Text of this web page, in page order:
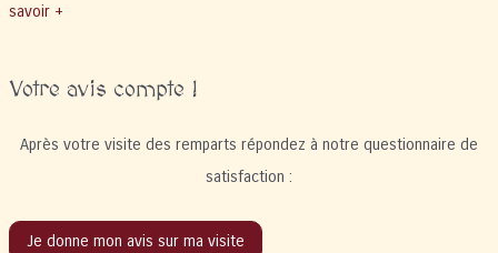
savoir +
Votre avis compte !
Après votre visite des remparts répondez à notre questionnaire de
satisfaction :
Je donne mon avis sur ma visite